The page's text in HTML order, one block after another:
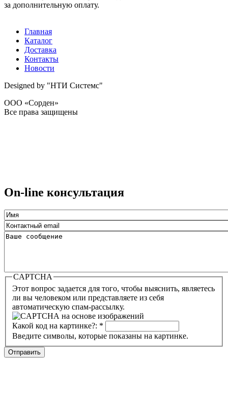
за дополнительную оплату.
Главная
Каталог
Доставка
Контакты
Новости
Designed by "НТИ Системс"
ООО «Сорден»
Все права защищены
On-line консультация
CAPTCHA
Этот вопрос задается для того, чтобы выяснить, являетесь
ли вы человеком или представляете из себя
автоматическую спам-рассылку.
Какой код на картинке?: *
Введите символы, которые показаны на картинке.